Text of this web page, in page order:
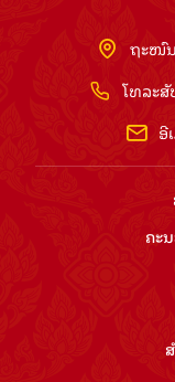
ຖະໜົນ
ໂທລະສັ
ອີ
ຄະ